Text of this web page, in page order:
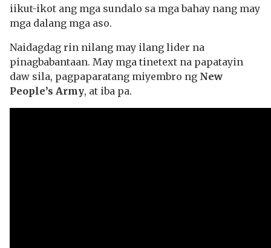
iikut-ikot ang mga sundalo sa mga bahay nang may
mga dalang mga aso.
Naidagdag rin nilang may ilang lider na
pinagbabantaan. May mga tinetext na papatayin
daw sila, pagpaparatang miyembro ng New
People’s Army, at iba pa.